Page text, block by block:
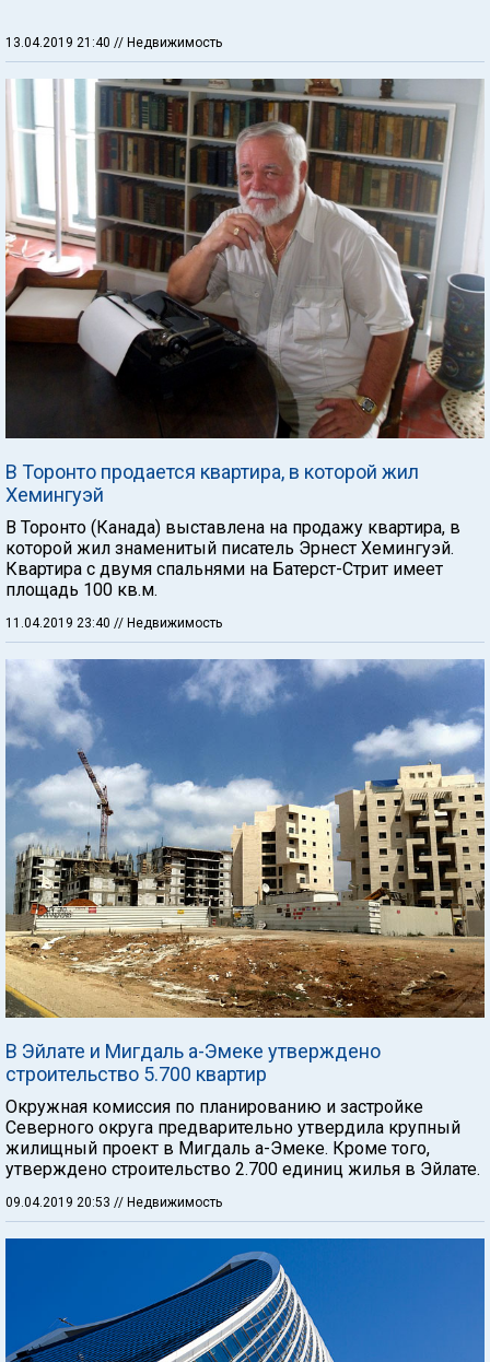
13.04.2019 21:40 // Недвижимость
В Торонто продается квартира, в которой жил
Хемингуэй
В Торонто (Канада) выставлена на продажу квартира, в
которой жил знаменитый писатель Эрнест Хемингуэй.
Квартира с двумя спальнями на Батерст-Стрит имеет
площадь 100 кв.м.
11.04.2019 23:40 // Недвижимость
В Эйлате и Мигдаль а-Эмеке утверждено
строительство 5.700 квартир
Окружная комиссия по планированию и застройке
Северного округа предварительно утвердила крупный
жилищный проект в Мигдаль а-Эмеке. Кроме того,
утверждено строительство 2.700 единиц жилья в Эйлате.
09.04.2019 20:53 // Недвижимость